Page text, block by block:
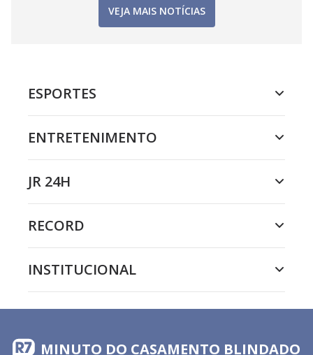
VEJA MAIS NOTÍCIAS
ESPORTES
ENTRETENIMENTO
JR 24H
RECORD
INSTITUCIONAL
MINUTO DO CASAMENTO BLINDADO